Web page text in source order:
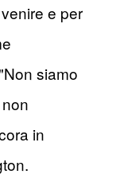
e per
siamo
in